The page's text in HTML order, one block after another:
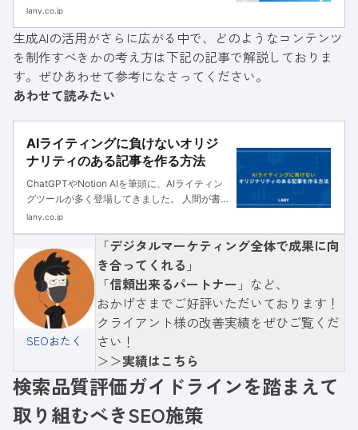
アカウントより告知されました。
5060149662
lany.co.jp
生成AIの活用がさらに広がる中で、どのようなコンテンツ
を制作すべきかの考え方は下記の記事で解説しておりま
す。ぜひあわせて参考になさってください。
あわせて読みたい
AIライティングに負けないオリジ
ナリティのある記事を作る方法
ChatGPTやNotion AIを筆頭に、AIライティン
グツールが多く登場してきました。 人間が書
いた文章と大差のない精度の文章を作成するこ
大きな話題となっています。 AIライティングが
より高度
lany.co.jp
SEOおたく
「デジタルマーケティング全体で成果に向
き合ってくれる 」
「信頼出来るパートナー 」など、
おかげさまでご好評いただいております！
クライアント様の改善実績をぜひご覧くだ
さい！
＞＞実績はこちら
検索品質評価ガイドラインを踏まえて
取り組むべきSEO施策